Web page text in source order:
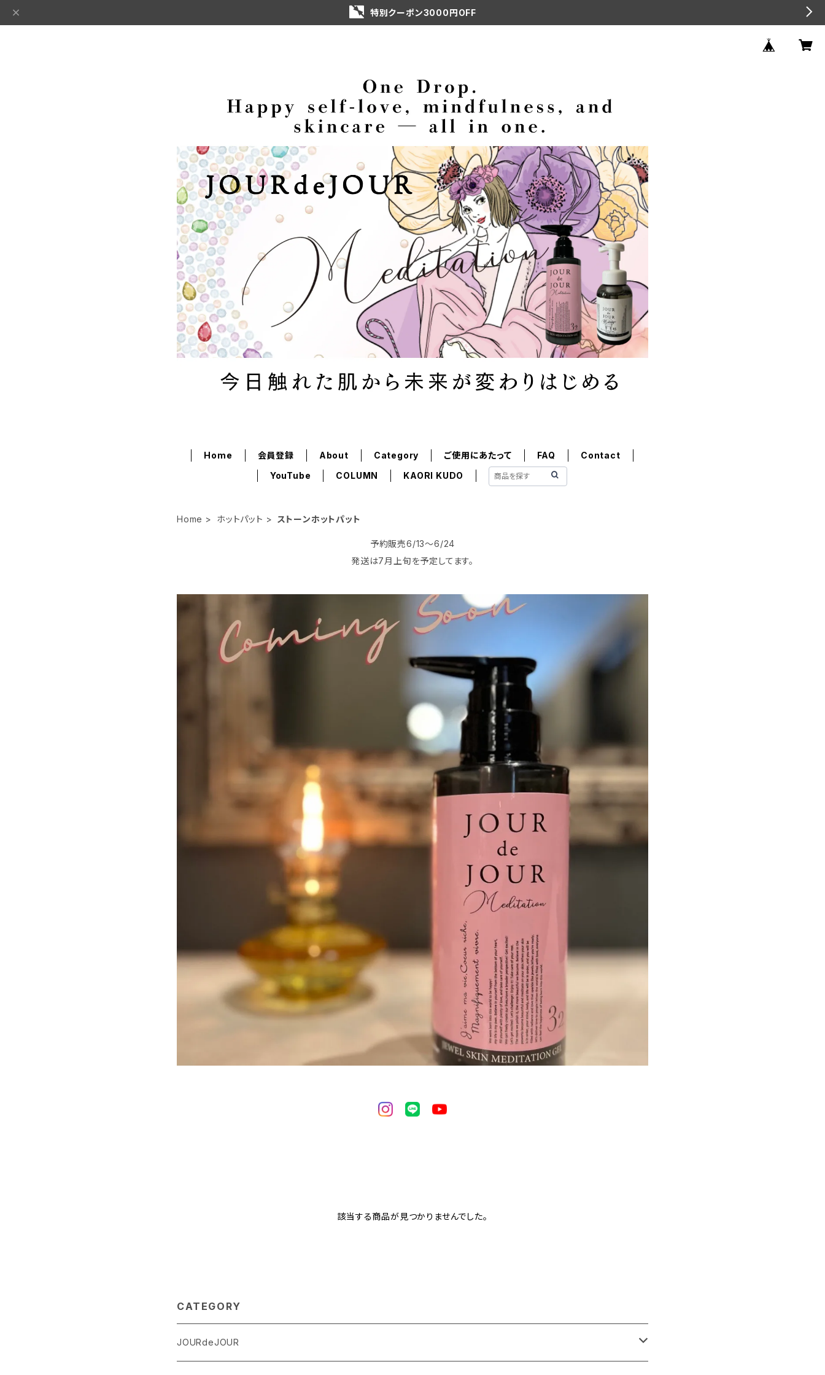
特別クーポン3000円OFF
Home 会員登録 About Category ご使用にあたって FAQ
Contact
YouTube
COLUMN KAORI KUDO
Home ホットパット ストーンホットパット
予約販売6/13〜6/24
発送は7月上旬を予定してます。
該当する商品が見つかりませんでした。
CATEGORY
JOURdeJOUR